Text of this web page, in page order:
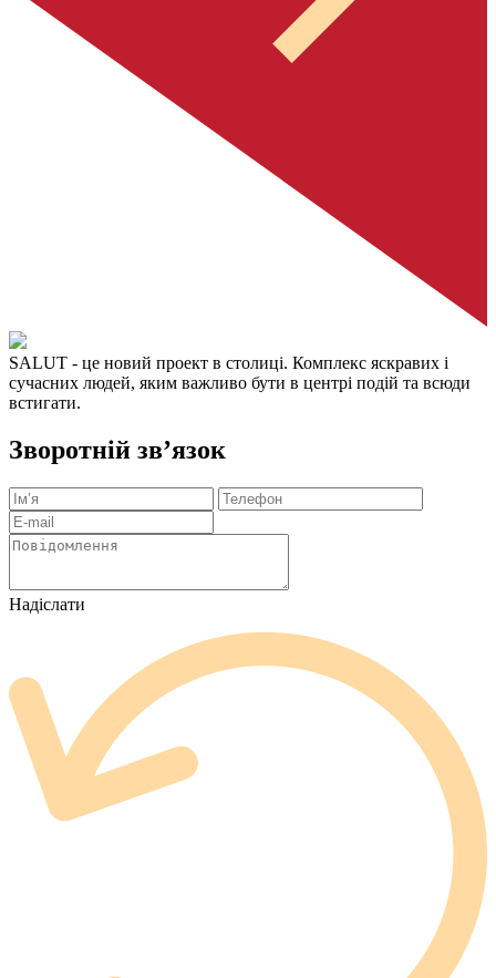
SALUT - це новий проект в столиці. Комплекс яскравих і
сучасних людей, яким важливо бути в центрі подій та всюди
встигати.
Зворотній зв’язок
Надіслати